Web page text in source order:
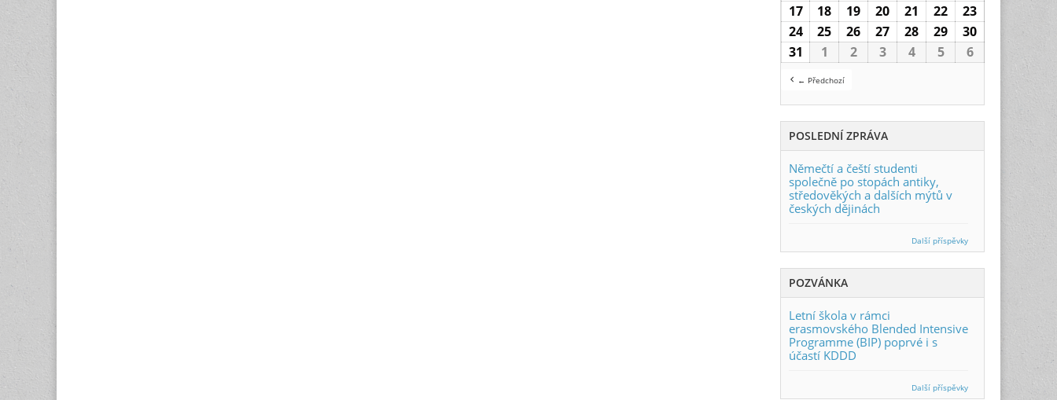
1717.8.2026
18 18.8.2026
19 19.8.2026
20 20.8.2026
21 21.8.2026
22 22.8.2026
23
2424.8.2026
25 25.8.2026
26 26.8.2026
27 27.8.2026
28 28.8.2026
29 29.8.2026
30
31 31.8.2026
1 1.9.2026
22.9.2026
33.9.2026
44.9.2026
55.9.2026
66.9.2026
← Předchozí
POSLEDNÍ ZPRÁVA
Němečtí a čeští studenti
společně po stopách antiky,
středověkých a dalších mýtů v
českých dějinách
Další příspěvky
POZVÁNKA
Letní škola v rámci
erasmovského Blended Intensive
Programme (BIP) poprvé i s
účastí KDDD
Další příspěvky